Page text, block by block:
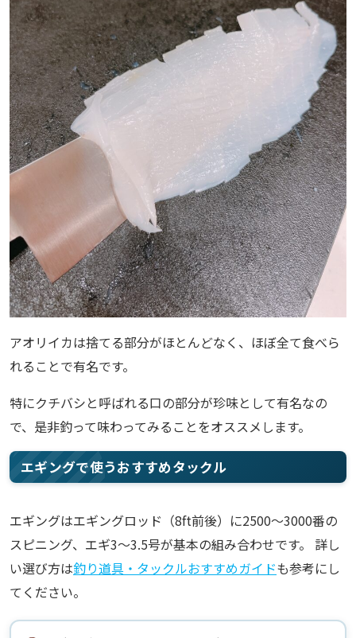
アオリイカは捨てる部分がほとんどなく、ほぼ全て食べら
れることで有名です。
特にクチバシと呼ばれる口の部分が珍味として有名なの
で、是非釣って味わってみることをオススメします。
エギングで使うおすすめタックル
エギングはエギングロッド（8ft前後）に2500〜3000番の
スピニング、エギ3〜3.5号が基本の組み合わせです。 詳し
い選び方は釣り道具・タックルおすすめガイドも参考にし
てください。